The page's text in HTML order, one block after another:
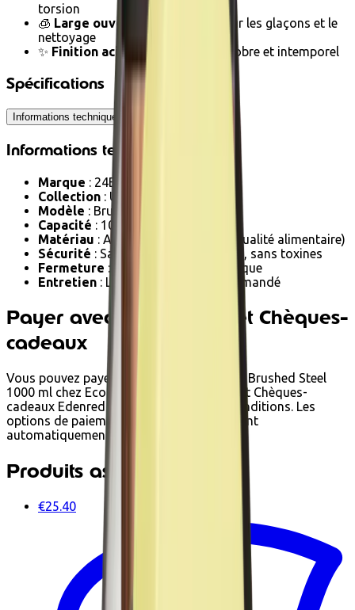
torsion
🧊 Large ouverture
: pratique pour les glaçons et le
nettoyage
✨ Finition acier brossé : design sobre et intemporel
Spécifications
Informations techniques
Informations techniques
Marque : 24Bottles
Collection : Urban
Modèle : Brushed Steel
Capacité : 1000 ml (1 litre)
Matériau : Acier inoxydable 18/8 (qualité alimentaire)
Sécurité : Sans BPA, sans phtalates, sans toxines
Fermeture : Bouchon à vis hermétique
Entretien : Lavage à la main recommandé
Payer avec Ecochèques et Chèques-
cadeaux
Vous pouvez payer Gourde - Urban Bottle Brushed Steel
1000 ml chez Ecoshop avec Ecochèques et Chèques-
cadeaux Edenred lorsqu'il respecte les conditions. Les
options de paiement disponibles s'affichent
automatiquement au paiement.
Produits associés
€25.40